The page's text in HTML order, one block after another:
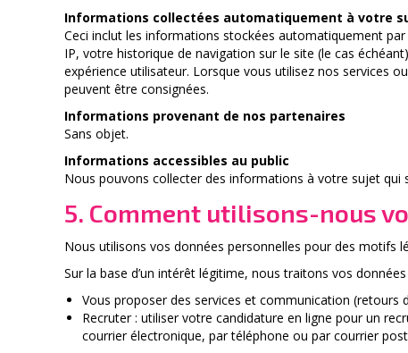
Informations collectées automatiquement à votre
Ceci inclut les informations stockées automatiquement
IP, votre historique de navigation sur le site (le cas
expérience utilisateur. Lorsque vous utilisez nos services
peuvent être consignées.
Informations provenant de nos partenaires
Sans objet.
Informations accessibles au public
Nous pouvons collecter des informations à votre sujet qui
5. Comment utilisons-nous
Nous utilisons vos données personnelles pour des motifs
Sur la base d’un intérêt légitime, nous traitons vos
Vous proposer des services et communication (retours
Recruter : utiliser votre candidature en ligne pour un
courrier électronique, par téléphone ou par courrier